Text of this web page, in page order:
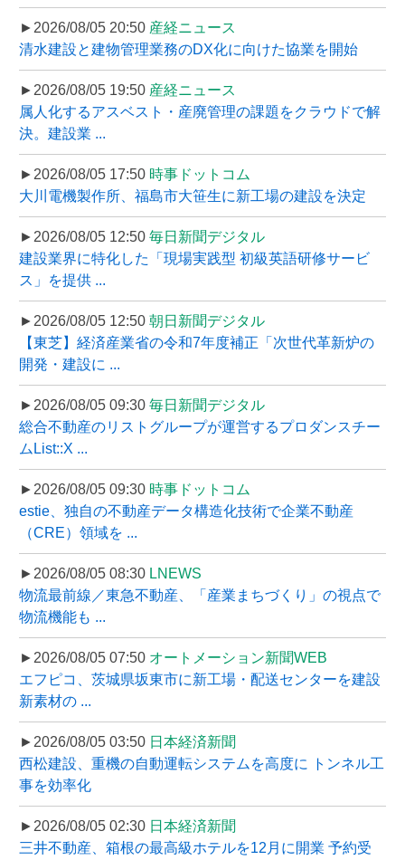
►2026/08/05 20:50 産経ニュース
清水建設と建物管理業務のDX化に向けた協業を開始
►2026/08/05 19:50 産経ニュース
属人化するアスベスト・産廃管理の課題をクラウドで解
決。建設業 ...
►2026/08/05 17:50 時事ドットコム
大川電機製作所、福島市大笹生に新工場の建設を決定
►2026/08/05 12:50 毎日新聞デジタル
建設業界に特化した「現場実践型 初級英語研修サービ
ス」を提供 ...
►2026/08/05 12:50 朝日新聞デジタル
【東芝】経済産業省の令和7年度補正「次世代革新炉の
開発・建設に ...
►2026/08/05 09:30 毎日新聞デジタル
総合不動産のリストグループが運営するプロダンスチー
ムList::X ...
►2026/08/05 09:30 時事ドットコム
estie、独自の不動産データ構造化技術で企業不動産
（CRE）領域を ...
►2026/08/05 08:30 LNEWS
物流最前線／東急不動産、「産業まちづくり」の視点で
物流機能も ...
►2026/08/05 07:50 オートメーション新聞WEB
エフピコ、茨城県坂東市に新工場・配送センターを建設
新素材の ...
►2026/08/05 03:50 日本経済新聞
西松建設、重機の自動運転システムを高度に トンネル工
事を効率化
►2026/08/05 02:30 日本経済新聞
三井不動産、箱根の最高級ホテルを12月に開業 予約受